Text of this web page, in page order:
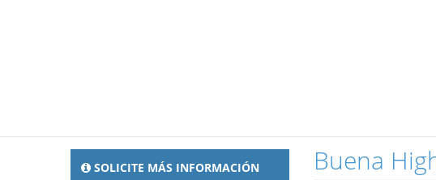
Buena
SOLICITE MÁS INFORMACIÓN